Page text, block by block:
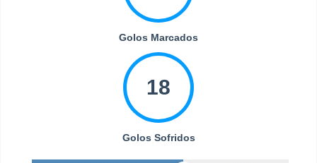
Golos Marcados
18
Golos Sofridos